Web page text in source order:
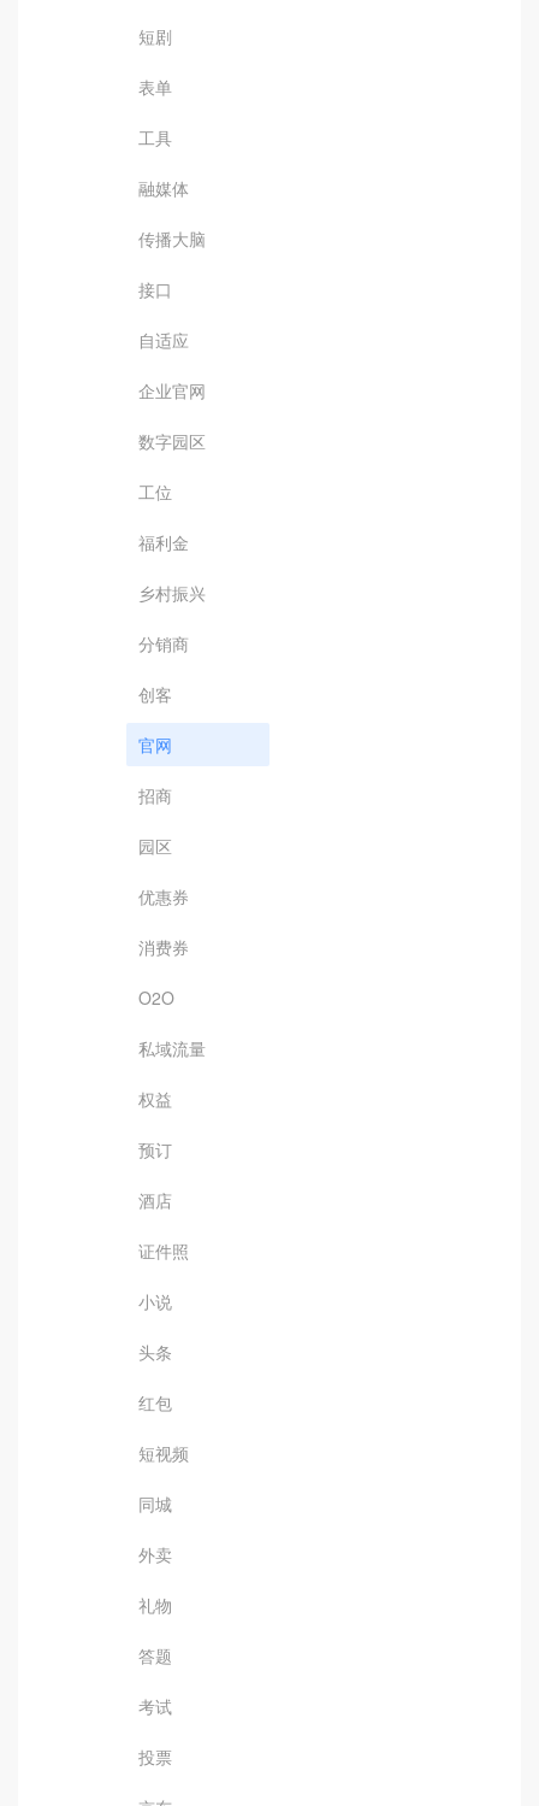
短剧
表单
工具
融媒体
传播大脑
接口
自适应
企业官网
数字园区
工位
福利金
乡村振兴
分销商
创客
官网
招商
园区
优惠券
消费券
O2O
私域流量
权益
预订
酒店
证件照
小说
头条
红包
短视频
同城
外卖
礼物
答题
考试
投票